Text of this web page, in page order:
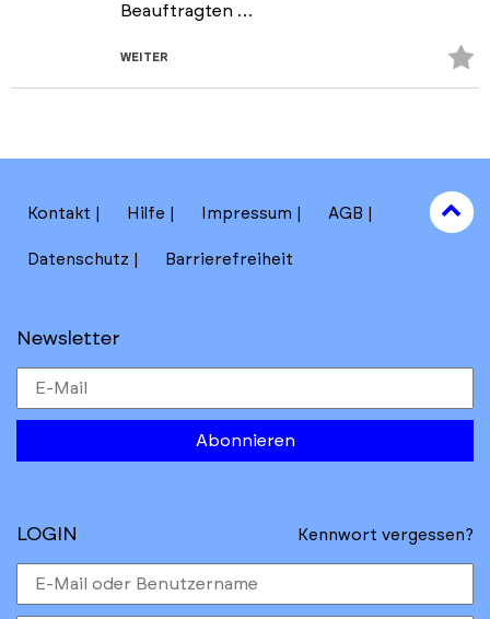
Beauftragten …
WEITER
Kontakt Hilfe Impressum AGB
Datenschutz Barrierefreiheit
Newsletter
Abonnieren
to
top
LOGIN Kennwort vergessen?